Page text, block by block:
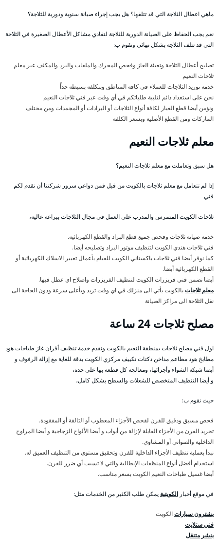
ماهي اعطال الثلاجة التي قد تتلفها؟ هل يجب إجراء صيانة سنوية ودورية للثلاجة؟
نعم يجب الحفاظ على الصيانة الدورية للثلاجة لتفادي مشاكل الأعطال الصغيرة في الثلاجة
التي قد تتلف الثلاجة بشكل نهائي ونقوم ب:
تصليح أعطال الثلاجة وتعبئة الغاز وفحص المحرك والملفات والبرد والمكثف عبر معلم
ثلاجات النعيم
خدمة توريد الثلاجات للعملاء في كافة المناطق وبتكلفة بسيطة جداً
نحن على استعداد دائم لتلبية طلباتكم في أي وقت عبر فني ثلاجات النعيم
ونؤمن أيضا قطع الغيار لكافة أنواع الثلاجات أو البرادات أو المجمدات ومن مختلف
الماركات ومن القطع الأصلية وبسعر الكلفة
معلم ثلاجات النعيم
هل سبق وتعاملت مع معلم ثلاجات النعيم؟
إذا لم تتعامل مع معلم ثلاجات بالكويت من قبل فمن دواعي سرور شركتنا أن تقدم لكم
فني
ثلاجات الكويت المتمرس والمدرب على العمل في مجال الثلاجات ببراعة عالية،
خدمة صيانة ثلاجات وفحص جميع قطع البراد والقطع الكهربائية.
فني ثلاجات هندي الكويت لتنظيف موتور البراد وتصليحه أيضا.
كما نوفر أيضا فني ثلاجات باكستاني الكويت للقيام بأعمال تغيير الاسلاك الكهربائية أو
القطع الكهربائية أيضا.
أيضا نضمن فني فريزرات الكويت لتنظيف الفريزرات واصلاح اي عطل فيها.
معلم ثلاجاتبالكويت يأتي الى منزلك في اي وقت تريد وبأعلى سرعة ودون الحاجة الى
نقل الثلاجة الى مراكز الصيانة
مصلح ثلاجات 24 ساعة
اول فني مصلح ثلاجات بمنطقة النعيم بالكويت ونقدم خدمة تنظيف أفران غاز طباخات هود
مطابخ هود مطاعم مداخن دكتات تكييف مركزي الكويت بدقة للغاية مع إزالة الرفوف و
أيضا شبكة الشواء وأجزائها، ومعالجة كل قطعة بها على حدة،
و أيضا التنظيف المتخصص للشعلات والسطح بشكل كامل،
حيث نقوم ب:
فحص مسبق ودقيق للفرن لفحص الأجزاء المعطوب أو التالفة أو المفقودة.
تجريد الفرن من الأجزاء القابلة لإزالة من أبواب و أيضا الألواح الزجاجية و أيضا المراوح
الداخلية والصواني أو المشاوي.
نبدأ بعملية تنظيف الأجزاء الداخلية للفرن وتحقيق مستوى من التنظيف العميق له.
استخدام أفضل أنواع المنظفات الإيطالية والتي لا تسبب أي ضرر للفرن.
أيضا غسيل طباخات النعيم الكويت بسعر مناسب.
في موقع أخبار الكويتية يمكن طلب الكثير من الخدمات مثل:
يشترون سياراتالكويت
فني ستلايت
بنشر متنقل